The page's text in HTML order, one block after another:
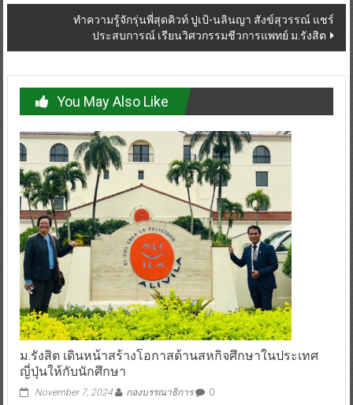
ทำความรู้จักรุ่นพี่สุดคิวท์ ปูเป้-นลินญา สังข์สุวรรณ์ แชร์
ประสบการณ์ เรียนวิศวกรรมชีวการแพทย์ ม.รังสิต
You May Also Like
ม.รังสิต เดินหน้าสร้างโอกาสด้านสหกิจศึกษาในประเทศ
ญี่ปุ่นให้กับนักศึกษา
November 7, 2024 กองบรรณาธิการ 0